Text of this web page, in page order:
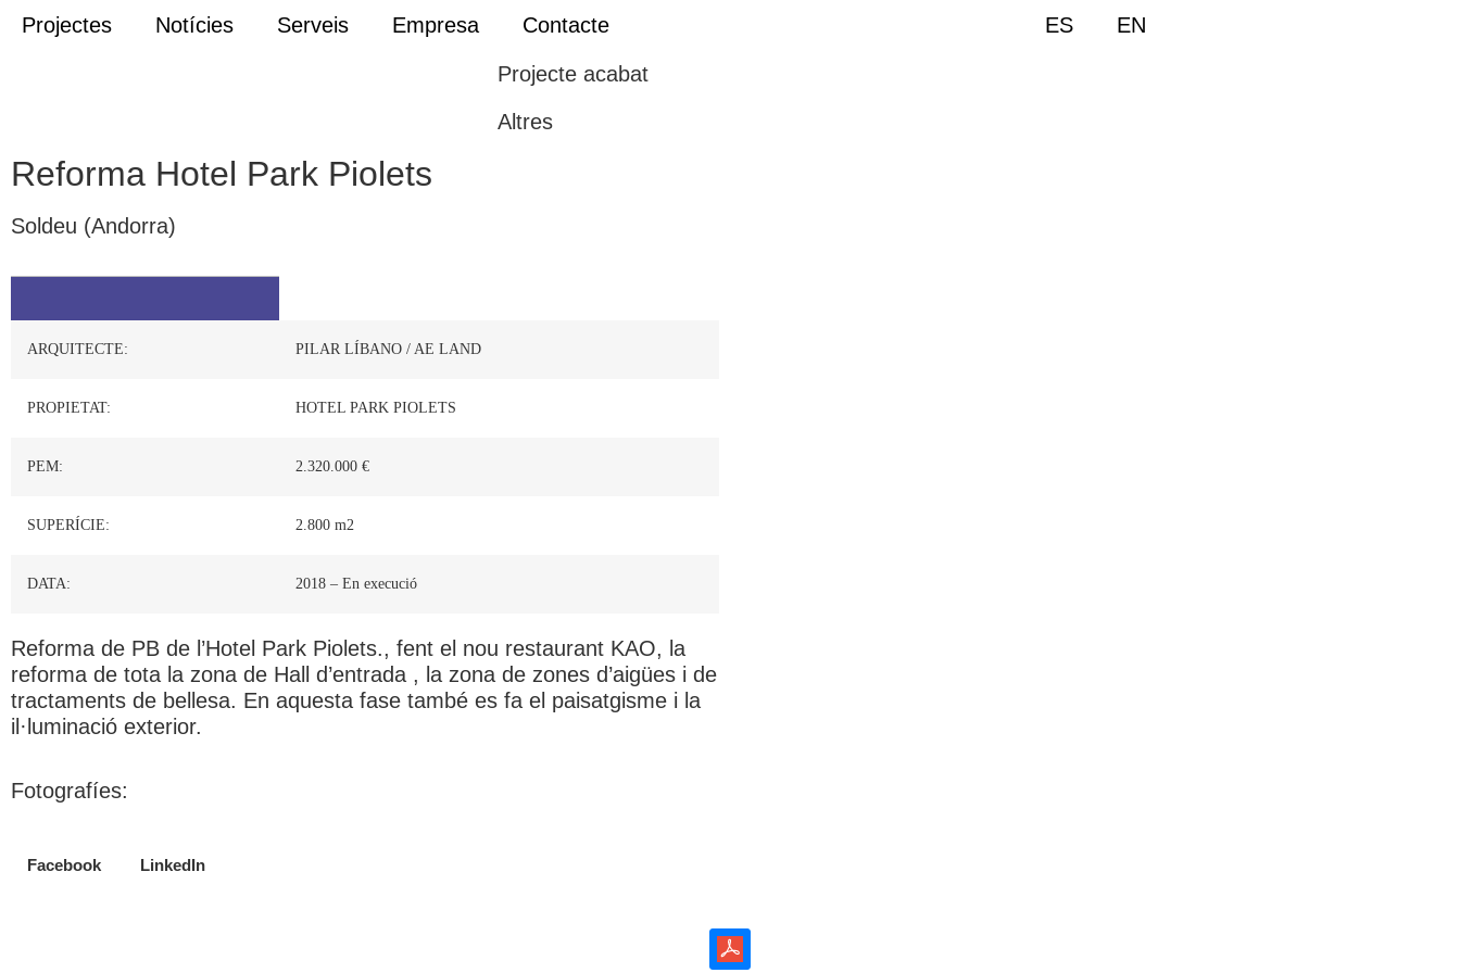
Projectes Notícies Serveis Empresa Contacte ES EN
Projecte acabat
Altres
Reforma Hotel Park Piolets
Soldeu (Andorra)
ARQUITECTE: PILAR LÍBANO / AE LAND
PROPIETAT: HOTEL PARK PIOLETS
PEM: 2.320.000 €
SUPERÍCIE: 2.800 m2
DATA: 2018 – En execució
Reforma de PB de l’Hotel Park Piolets., fent el nou restaurant KAO, la
reforma de tota la zona de Hall d’entrada , la zona de zones d’aigües i de
tractaments de bellesa. En aquesta fase també es fa el paisatgisme i la
il·luminació exterior.
Fotografíes:
Facebook LinkedIn